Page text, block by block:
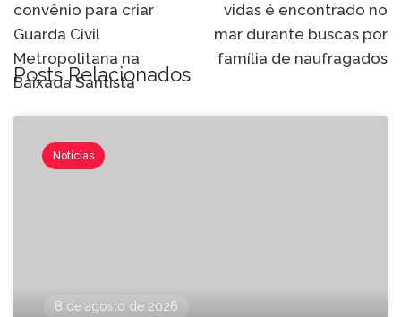
convênio para criar
Guarda Civil
Metropolitana na
Baixada Santista
vidas é encontrado no
mar durante buscas por
família de naufragados
Posts Relacionados
Notícias
8 de agosto de 2026